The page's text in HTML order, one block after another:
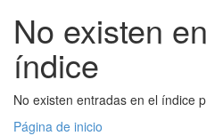
No existen
índice
No existen entradas en el índice
Página de inicio